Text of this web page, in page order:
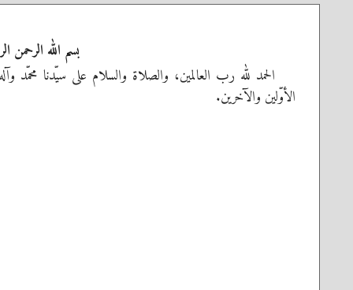
بسم الله الرحمن
الحمد لله رب العالمين، والصلاة والسلام على سيّدنا محمّد
الأوّلين والآخرين.